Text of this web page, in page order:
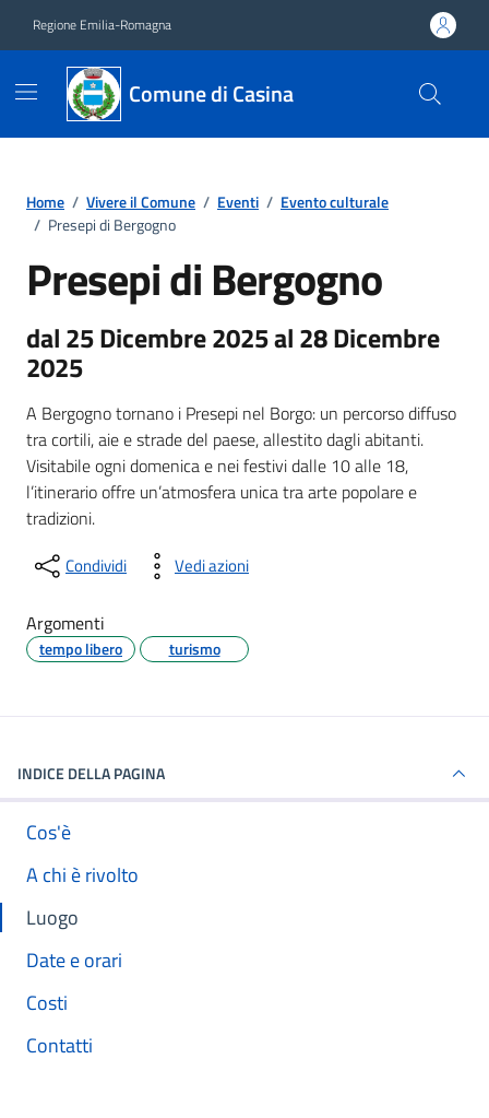
Regione Emilia-Romagna
Comune di Casina
Home / Vivere il Comune / Eventi / Evento culturale
/ Presepi di Bergogno
Presepi di Bergogno
dal 25 Dicembre 2025 al 28 Dicembre
2025
A Bergogno tornano i Presepi nel Borgo: un percorso diffuso
tra cortili, aie e strade del paese, allestito dagli abitanti.
Visitabile ogni domenica e nei festivi dalle 10 alle 18,
l’itinerario offre un’atmosfera unica tra arte popolare e
tradizioni.
Condividi Vedi azioni
Argomenti
tempo libero turismo
INDICE DELLA PAGINA
Cos'è
A chi è rivolto
Luogo
Date e orari
Costi
Contatti